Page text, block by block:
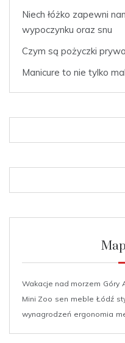
Niech łóżko zapewni
wypoczynku oraz snu
Czym są pożyczki
Manicure to nie tylko
Wakacje nad morzem Góry
Mini Zoo sen meble Łódź
wynagrodzeń ergonomia